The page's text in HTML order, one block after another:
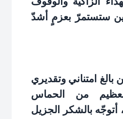
ستستمرّ بعزمٍ أشدّ
بالغ امتناني وتقديري
من الحماس
أتوجّه بالشكر الجزيل